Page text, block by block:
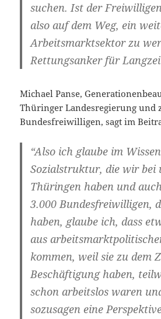
suchen. Ist der
also auf dem Weg, ein
Arbeitsmarktsektor zu
Rettungsanker für
Michael Panse,
Thüringer Landesregierung und
Bundesfreiwilligen, sagt im
“Also ich glaube im
Sozialstruktur, die wir bei
Thüringen haben und
3.000 Bundesfreiwilligen,
haben, glaube ich, dass
aus
kommen, weil sie zu dem
Beschäftigung haben,
schon arbeitslos waren
sozusagen eine